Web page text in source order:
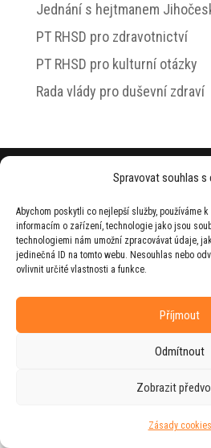
Spravovat souhlas s
Abychom poskytli co nejlepší služby, používáme
informacím o zařízení, technologie jako jsou
technologiemi nám umožní zpracovávat údaje,
jedinečná ID na tomto webu. Nesouhlas nebo
ovlivnit určité vlastnosti a funkce.
Příjmout
Odmítnout
Zobrazit
Zásady cookies
Jednání s hejtmanem
PT RHSD pro zdravotnictví
PT RHSD pro kulturní otázky
Rada vlády pro duševní zdraví
© 2026 Jiří Horecký –
Web vytvořila firmaRUDI
agenturouZEST